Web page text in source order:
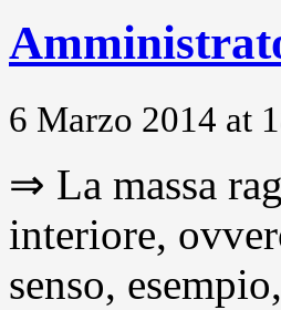
6 Marzo 2014 at
⇒ La massa
interiore,
senso,